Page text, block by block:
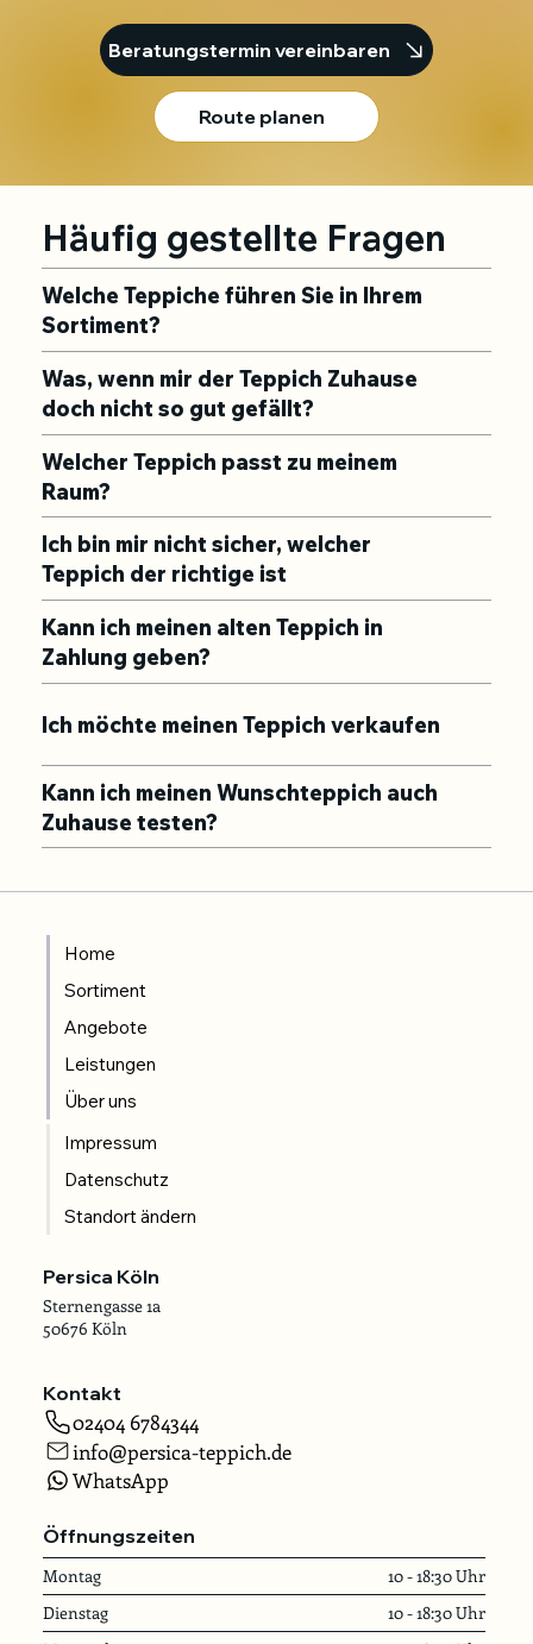
Beratungstermin vereinbaren
Route planen
Häufig gestellte Fragen
Welche Teppiche führen Sie in Ihrem
Sortiment?
Was, wenn mir der Teppich Zuhause
doch nicht so gut gefällt?
Welcher Teppich passt zu meinem
Raum?
Ich bin mir nicht sicher, welcher
Teppich der richtige ist
Kann ich meinen alten Teppich in
Zahlung geben?
Ich möchte meinen Teppich verkaufen
Kann ich meinen Wunschteppich auch
Zuhause testen?
Home
Sortiment
Angebote
Leistungen
Über uns
Impressum
Datenschutz
Standort ändern
Persica Köln
Sternengasse 1a
50676 Köln
Kontakt
02404 6784344
info@persica-teppich.de
WhatsApp
Öffnungszeiten
Montag
10 - 18:30 Uhr
Dienstag
10 - 18:30 Uhr